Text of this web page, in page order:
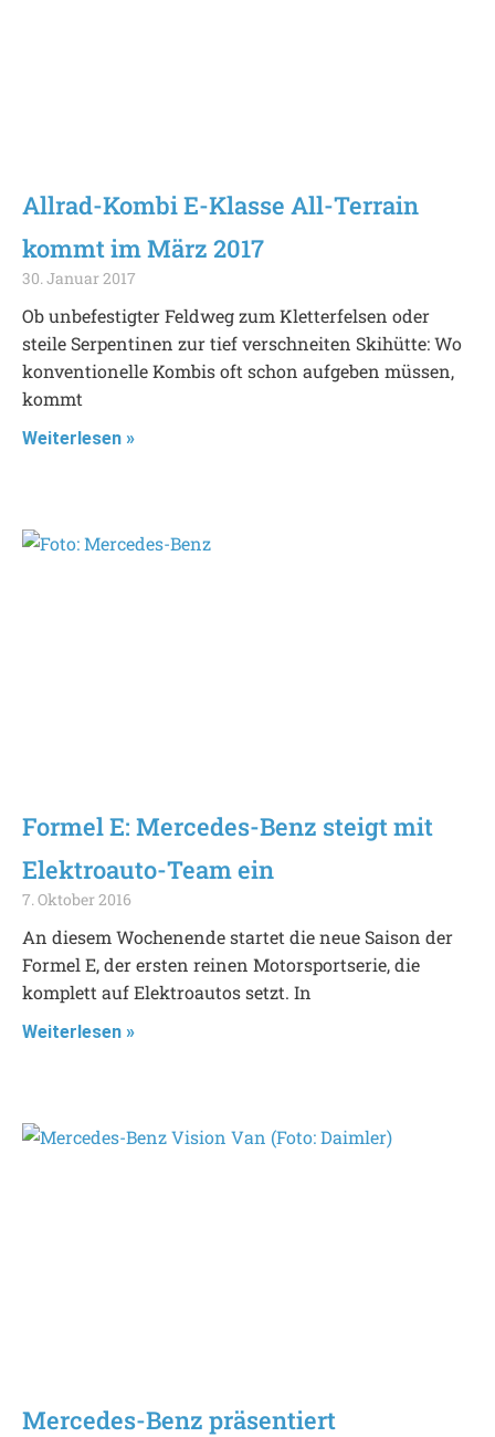
Allrad-Kombi E-Klasse All-Terrain
kommt im März 2017
30. Januar 2017
Ob unbefestigter Feldweg zum Kletterfelsen oder
steile Serpentinen zur tief verschneiten Skihütte: Wo
konventionelle Kombis oft schon aufgeben müssen,
kommt
Weiterlesen »
Formel E: Mercedes-Benz steigt mit
Elektroauto-Team ein
7. Oktober 2016
An diesem Wochenende startet die neue Saison der
Formel E, der ersten reinen Motorsportserie, die
komplett auf Elektroautos setzt. In
Weiterlesen »
Mercedes-Benz präsentiert